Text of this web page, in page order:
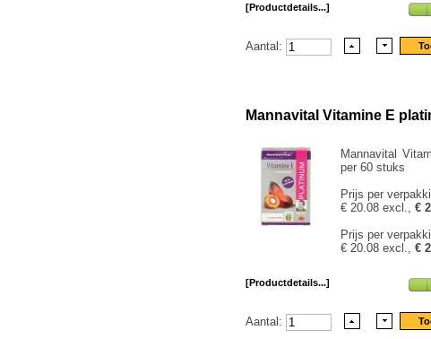
[Productdetails...]
Aantal:
Mannavital Vitamine E
Mannavital
per 60 stuks
Prijs per
€ 20.08 excl., €
Prijs per
€ 20.08 excl., €
[Productdetails...]
Aantal: